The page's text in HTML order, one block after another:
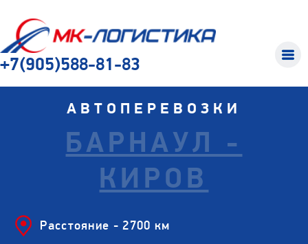
+7(905)588-81-83
АВТОПЕРЕВОЗКИ
БАРНАУЛ -
КИРОВ
Расстояние - 2700 км